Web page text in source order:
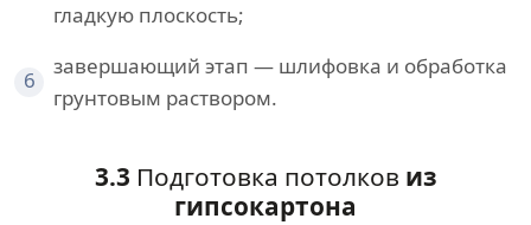
гладкую плоскость;
6
завершающий этап — шлифовка и обработка
грунтовым раствором.
3.3 Подготовка потолков из
гипсокартона